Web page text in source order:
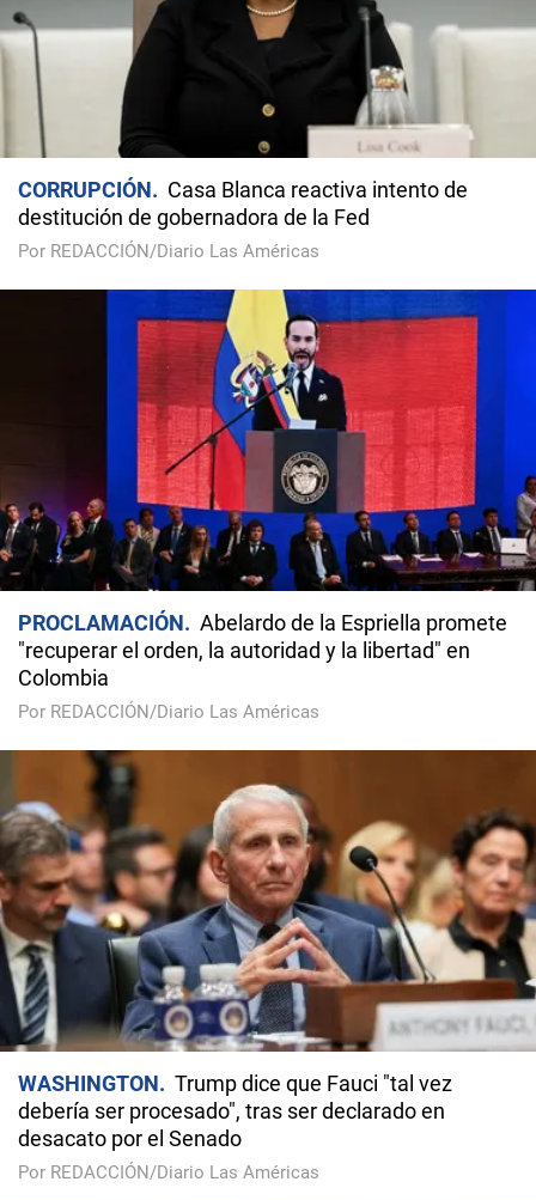
CORRUPCIÓN
Casa Blanca reactiva intento de
destitución de gobernadora de la Fed
Por REDACCIÓN/Diario Las Américas
PROCLAMACIÓN
Abelardo de la Espriella promete
"recuperar el orden, la autoridad y la libertad" en
Colombia
Por REDACCIÓN/Diario Las Américas
WASHINGTON
Trump dice que Fauci "tal vez
debería ser procesado", tras ser declarado en
desacato por el Senado
Por REDACCIÓN/Diario Las Américas